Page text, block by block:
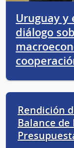
Uruguay y
diálogo
Rendición
Balance de